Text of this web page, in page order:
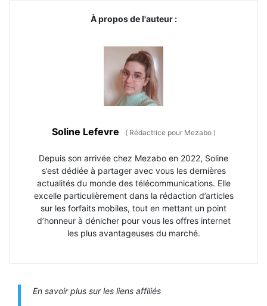
À propos de l'auteur :
Soline Lefevre (Rédactrice pour Mezabo )
Depuis son arrivée chez Mezabo en 2022, Soline
s’est dédiée à partager avec vous les dernières
actualités du monde des télécommunications. Elle
excelle particulièrement dans la rédaction d’articles
sur les forfaits mobiles, tout en mettant un point
d’honneur à dénicher pour vous les offres internet
les plus avantageuses du marché.
En savoir plus sur les liens affiliés